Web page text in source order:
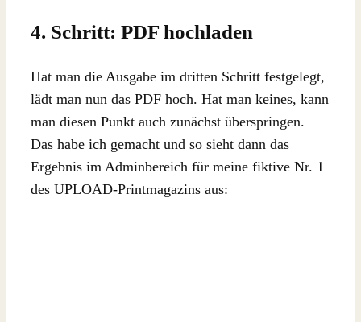
4. Schritt: PDF hochladen
Hat man die Ausgabe im dritten Schritt festgelegt,
lädt man nun das PDF hoch. Hat man keines, kann
man diesen Punkt auch zunächst überspringen.
Das habe ich gemacht und so sieht dann das
Ergebnis im Adminbereich für meine fiktive Nr. 1
des UPLOAD-Printmagazins aus: